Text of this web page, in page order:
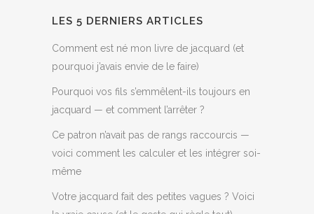
LES 5 DERNIERS ARTICLES
Comment est né mon livre de jacquard (et
pourquoi j’avais envie de le faire)
Pourquoi vos fils s’emmêlent-ils toujours en
jacquard — et comment l’arrêter ?
Ce patron n’avait pas de rangs raccourcis —
voici comment les calculer et les intégrer soi-
même
Votre jacquard fait des petites vagues ? Voici